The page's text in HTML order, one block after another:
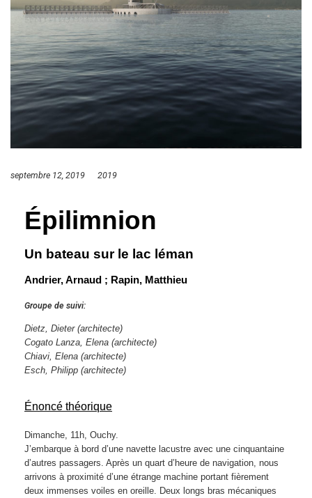
septembre 12, 2019 2019
Épilimnion
Un bateau sur le lac léman
Andrier, Arnaud ; Rapin, Matthieu
Groupe de suivi:
Dietz, Dieter (architecte)
Cogato Lanza, Elena (architecte)
Chiavi, Elena (architecte)
Esch, Philipp (architecte)
Énoncé théorique
Dimanche, 11h, Ouchy.
J’embarque à bord d’une navette lacustre avec une cinquantaine
d’autres passagers. Après un quart d’heure de navigation, nous
arrivons à proximité d’une étrange machine portant fièrement
deux immenses voiles en oreille. Deux longs bras mécaniques